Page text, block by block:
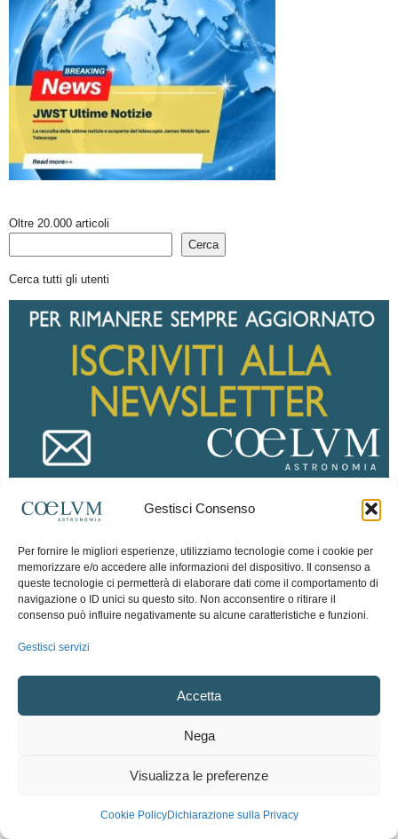
Gestisci Consenso
Per fornire le migliori esperienze, utilizziamo tecnologie come i cookie per
memorizzare e/o accedere alle informazioni del dispositivo. Il consenso a
queste tecnologie ci permetterà di elaborare dati come il comportamento di
navigazione o ID unici su questo sito. Non acconsentire o ritirare il
consenso può influire negativamente su alcune caratteristiche e funzioni.
Gestisci servizi
Accetta
Nega
Visualizza le preferenze
Cookie PolicyDichiarazione sulla Privacy
Oltre 20.000 articoli
Cerca
Cerca tutti gli utenti